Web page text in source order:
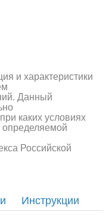
и характеристики
Данный
каких условиях
определяемой
Российской
Инструкции